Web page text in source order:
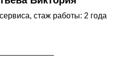
стаж работы: 2 года